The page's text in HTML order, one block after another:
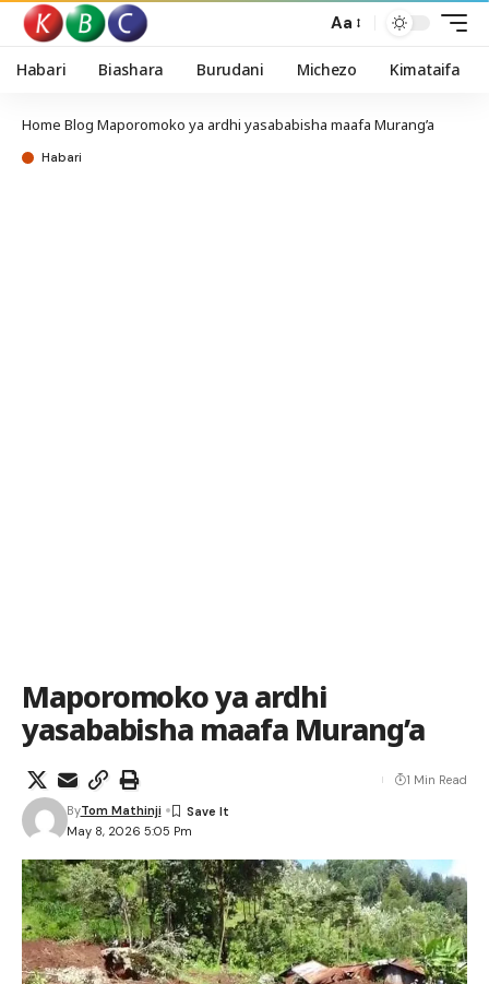
Aa
Habari Biashara Burudani Michezo Kimataifa
Home Blog Maporomoko ya ardhi yasababisha maafa Murang’a
Habari
Maporomoko ya ardhi
yasababisha maafa Murang’a
May 8, 2026 5:05 Pm
ByTom Mathinji
1 Min Read